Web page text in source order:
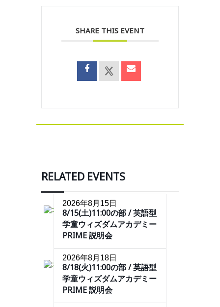
SHARE THIS EVENT
RELATED EVENTS
2026年8月15日
8/15(土)11:00の部 / 英語型
学童ウィズダムアカデミー
PRIME 説明会
2026年8月18日
8/18(火)11:00の部 / 英語型
学童ウィズダムアカデミー
PRIME 説明会